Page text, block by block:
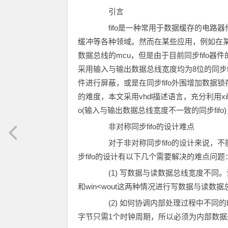
引言
fifo是一种常用于数据缓存的电路器
缓冲等各种领域。然而在某些应用，例如在
数据总线的mcu，但是由于目前同步fifo器
采用输入与输出数据总线宽度均为8位的同
件进行屏蔽，或是在同步fifo外围增加数据
的难度，本文采用vhdl描述语言，充分利用
o(输入与输出数据总线宽度不一致的同步
非对称同步fifo的设计难点
对于非对称同步fifo的设计来说，不
步fifo的设计有以下几个需要解决的难点问题
(1) 写数据与读数据总线宽度不同。
和win<wout这两种情况进行写数据与读数据
(2) 如何协调内部处理过程中不同的
字节只需1个时钟周期，所以必须为内部数